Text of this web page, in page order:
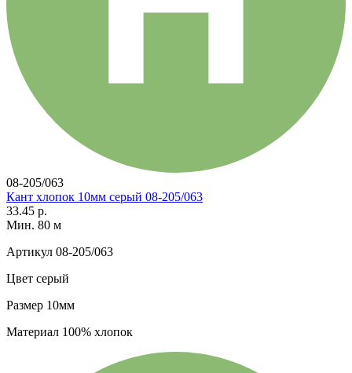
08-205/063
Кант хлопок 10мм серый 08-205/063
33.45 р.
Мин. 80 м
Артикул 08-205/063
Цвет серый
Размер 10мм
Материал 100% хлопок